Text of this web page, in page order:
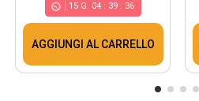
15 G. 04 : 39 : 36
AGGIUNGI AL CARRELLO